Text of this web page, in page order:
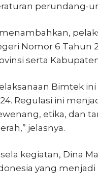
perundang-
Nomor 6 Tahun
serta
Bimtek
Regulasi ini
etika, dan
jelasnya.
kegiatan, Dina
yang menjadi